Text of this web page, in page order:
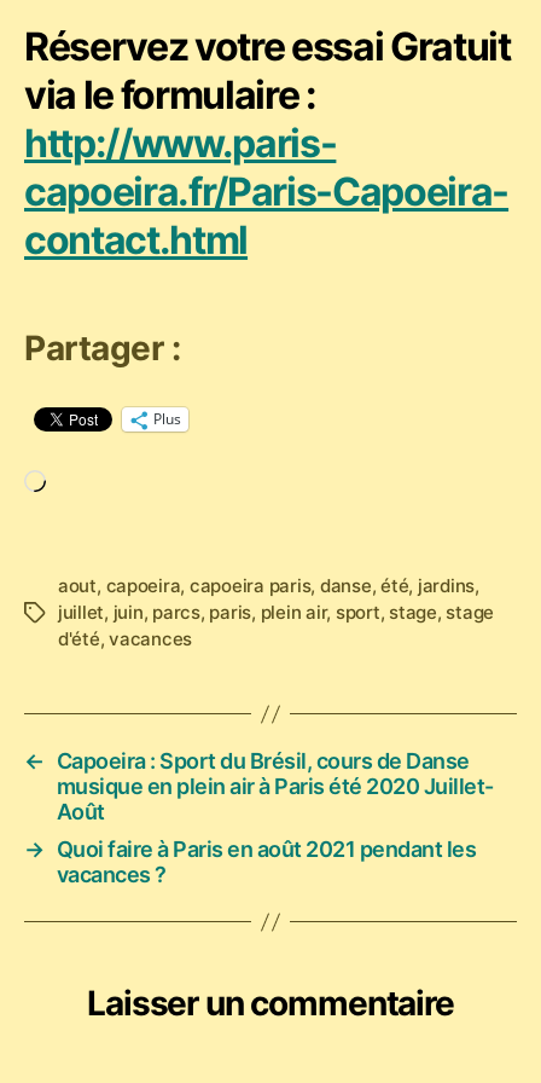
Réservez votre essai Gratuit
via le formulaire :
http://www.paris-
capoeira.fr/Paris-Capoeira-
contact.html
Partager :
Plus
Étiquettes
aout, capoeira, capoeira paris, danse,été, jardins,
juillet, juin, parcs, paris, plein air, sport, stage, stage
d'été,vacances
←
Capoeira : Sport du Brésil, cours de Danse
musique en plein air à Paris été 2020 Juillet-
Août
→ Quoi faire à Paris en août 2021 pendant les
vacances ?
Laisser un commentaire